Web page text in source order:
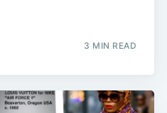
3 MIN READ